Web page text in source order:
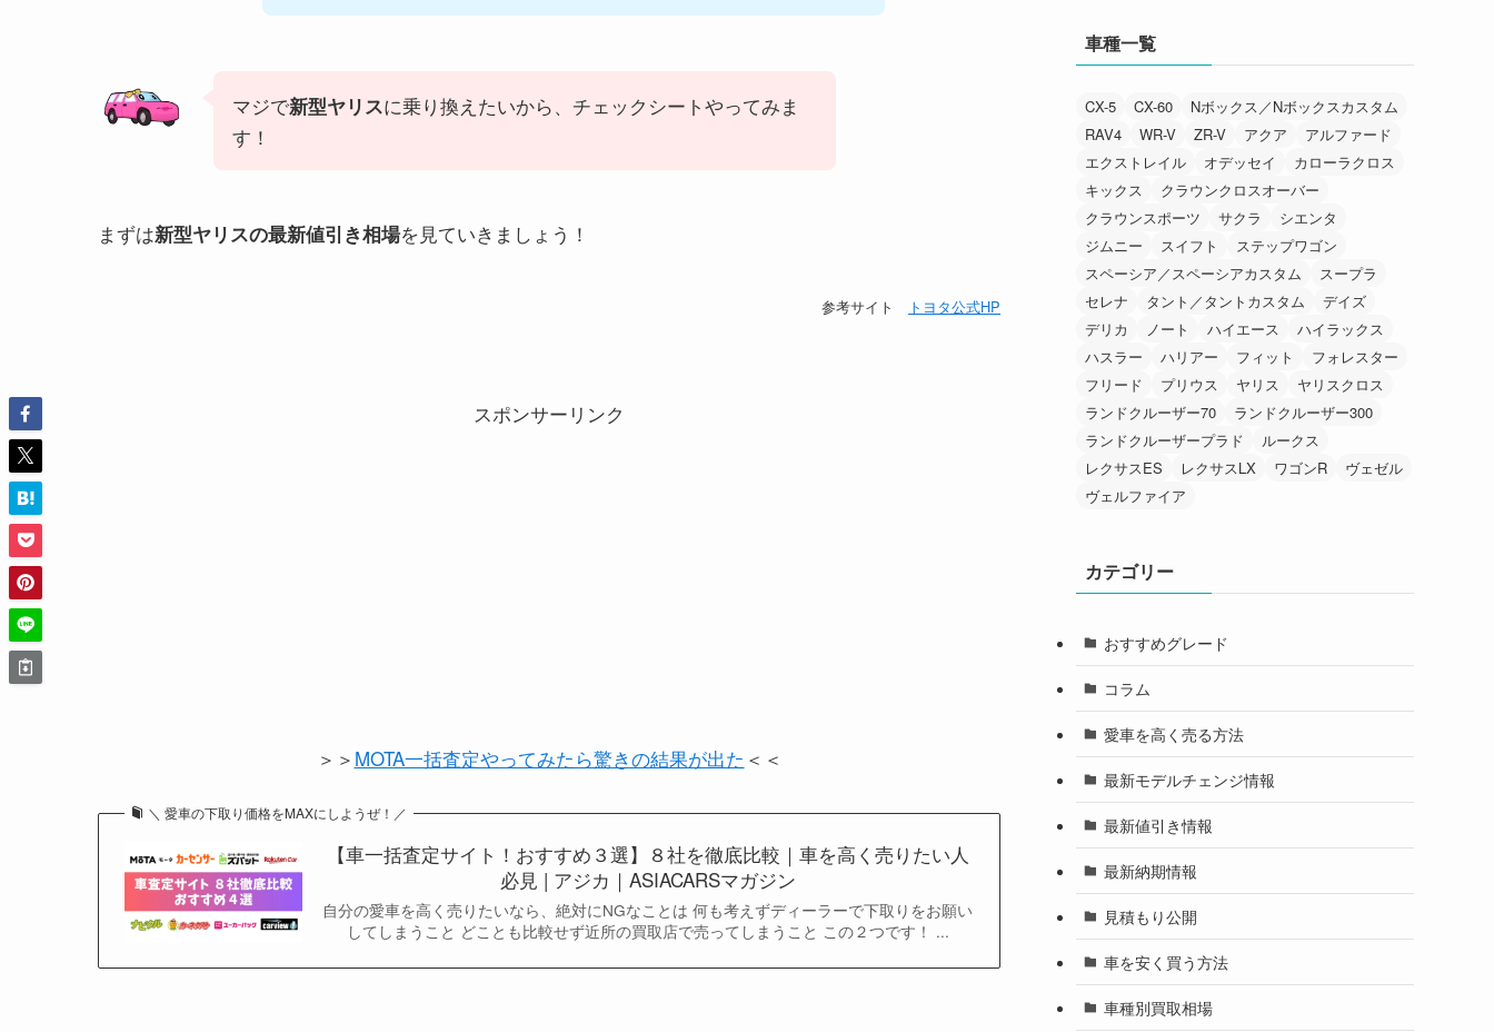
マジで新型ヤリスに乗り換えたいから、チェックシートやってみま
す！
まずは新型ヤリスの最新値引き相場を見ていきましょう！
参考サイト トヨタ公式HP
スポンサーリンク
＞＞ MOTA一括査定やってみたら驚きの結果が出た ＜＜
＼ 愛車の下取り価格をMAXにしようぜ！／
【車一括査定サイト！おすすめ３選】８社を徹底比較｜車を高く売りたい人
必見 | アジカ｜ASIACARSマガジン
自分の愛車を高く売りたいなら、絶対にNGなことは 何も考えずディーラーで下取りをお願い
してしまうこと どことも比較せず近所の買取店で売ってしまうこと この２つです！ ...
車種一覧
CX-5 CX-60
Nボックス／Nボックスカスタム
RAV4
WR-V ZR-V アクア
アルファード
エクストレイル
オデッセイ
カローラクロス
キックス
クラウンクロスオーバー
クラウンスポーツ
サクラ
シエンタ
ジムニー
スイフト
ステップワゴン
スペーシア／スペーシアカスタム
スープラ
セレナ
タント／タントカスタム
デイズ
デリカ
ノート ハイエース
ハイラックス
ハスラー
ハリアー フィット
フォレスター
フリード
プリウス ヤリス
ヤリスクロス
ランドクルーザー70
ランドクルーザー300
ランドクルーザープラド
ルークス
レクサスES
レクサスLX ワゴンR
ヴェゼル
ヴェルファイア
カテゴリー
おすすめグレード
コラム
愛車を高く売る方法
最新モデルチェンジ情報
最新値引き情報
最新納期情報
見積もり公開
車を安く買う方法
車種別買取相場